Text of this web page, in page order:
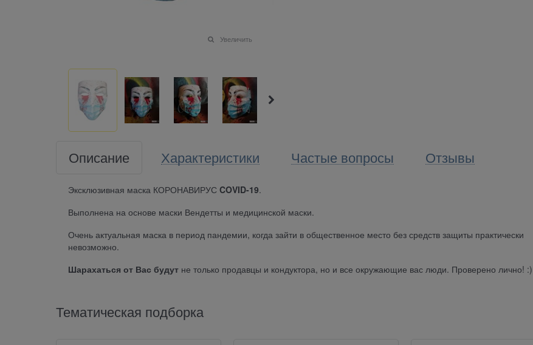
Увеличить
Описание Характеристики Частые вопросы Отзывы
Эксклюзивная маска КОРОНАВИРУС COVID-19.
Выполнена на основе маски Вендетты и медицинской маски.
Очень актуальная маска в период пандемии, когда зайти в общественное место без средств защиты практически
невозможно.
Шарахаться от Вас будут не только продавцы и кондуктора, но и все окружающие вас люди. Проверено лично! :)
Тематическая подборка